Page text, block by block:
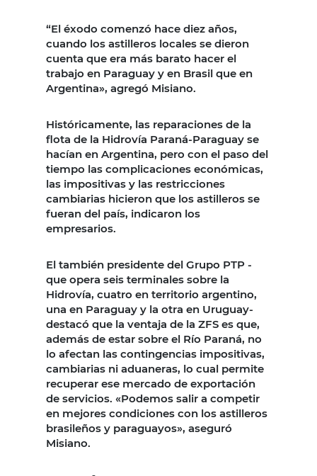
“El éxodo comenzó hace diez años,
cuando los astilleros locales se dieron
cuenta que era más barato hacer el
trabajo en Paraguay y en Brasil que en
Argentina», agregó Misiano.
Históricamente, las reparaciones de la
flota de la Hidrovía Paraná-Paraguay se
hacían en Argentina, pero con el paso del
tiempo las complicaciones económicas,
las impositivas y las restricciones
cambiarias hicieron que los astilleros se
fueran del país, indicaron los
empresarios.
El también presidente del Grupo PTP -
que opera seis terminales sobre la
Hidrovía, cuatro en territorio argentino,
una en Paraguay y la otra en Uruguay-
destacó que la ventaja de la ZFS es que,
además de estar sobre el Río Paraná, no
lo afectan las contingencias impositivas,
cambiarias ni aduaneras, lo cual permite
recuperar ese mercado de exportación
de servicios. «Podemos salir a competir
en mejores condiciones con los astilleros
brasileños y paraguayos», aseguró
Misiano.